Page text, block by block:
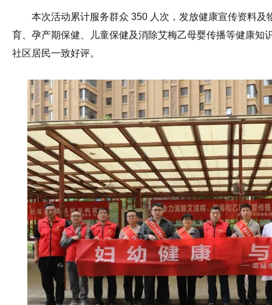
本次活动累计服务群众 350 人次，发放健康宣传资料及
育、孕产期保健、儿童保健及消除艾梅乙母婴传播等健康知
社区居民一致好评。